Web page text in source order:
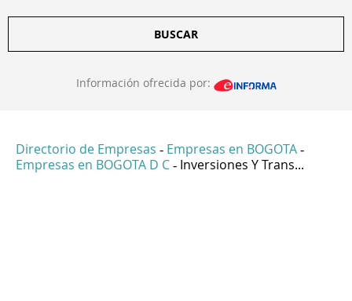
BUSCAR
Información ofrecida por:
Directorio de Empresas - Empresas en BOGOTA -
Empresas en BOGOTA D C - Inversiones Y Trans...